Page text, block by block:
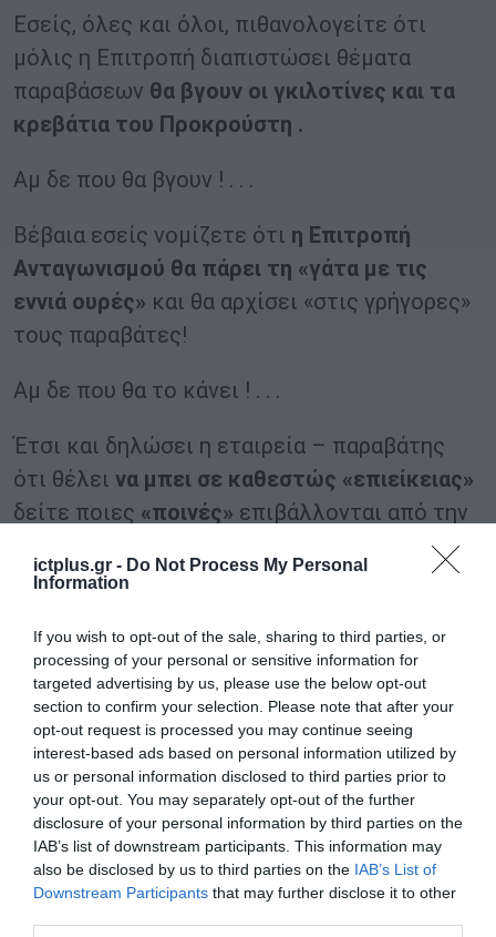
ictplus.gr - Do Not Process My Personal
Information
If you wish to opt-out of the sale, sharing to third parties, or
processing of your personal or sensitive information for
targeted advertising by us, please use the below opt-out
section to confirm your selection. Please note that after your
opt-out request is processed you may continue seeing
interest-based ads based on personal information utilized by
us or personal information disclosed to third parties prior to
your opt-out. You may separately opt-out of the further
disclosure of your personal information by third parties on the
IAB’s list of downstream participants. This information may
also be disclosed by us to third parties on the IAB’s List of
Downstream Participants that may further disclose it to other
Εσείς, όλες και όλοι, πιθανολογείτε ότι
μόλις η Επιτροπή διαπιστώσει θέματα
παραβάσεων θα βγουν οι γκιλοτίνες και τα
κρεβάτια του Προκρούστη .
Αμ δε που θα βγουν ! . . .
Βέβαια εσείς νομίζετε ότι η Επιτροπή
Ανταγωνισμού θα πάρει τη «γάτα με τις
εννιά ουρές» και θα αρχίσει «στις γρήγορες»
τους παραβάτες!
Αμ δε που θα το κάνει ! . . .
Έτσι και δηλώσει η εταιρεία – παραβάτης
ότι θέλει να μπει σε καθεστώς «επιείκειας»
δείτε ποιες «ποινές» επιβάλλονται από την
επιχειρήσεις, οι ενώσεις επιχειρήσεων, αλλά
πράξεις νόθευσης ανταγωνισμού.
Να ζητήσουν «ήμαρτον» δηλαδή, για να μπουν
σε«πρόγραμμα επιείκειας».Από εκεί και
μετά καιχωρίς να βγει κάτι στη
δημοσιότητα διότι υπάρχουν και τα
«δεδομένα» που (δυστυχώς) υπερτερούν της
ενημέρωσης του κοινωνικού συνόλου,
γίνονται τα εξήςαπρόσμενα.